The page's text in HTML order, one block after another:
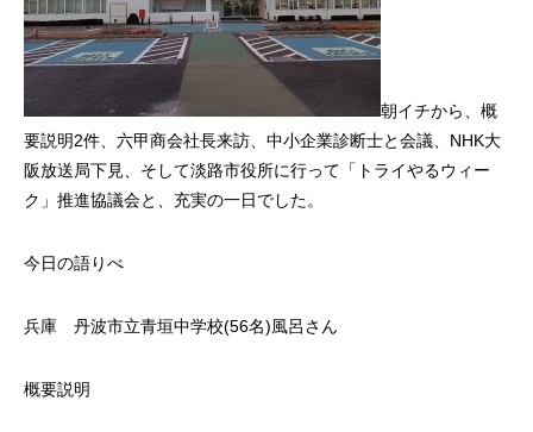
朝イチから、概
要説明2件、六甲商会社長来訪、中小企業診断士と会議、NHK大
阪放送局下見、そして淡路市役所に行って「トライやるウィー
ク」推進協議会と、充実の一日でした。
今日の語りべ
兵庫 丹波市立青垣中学校(56名)風呂さん
概要説明